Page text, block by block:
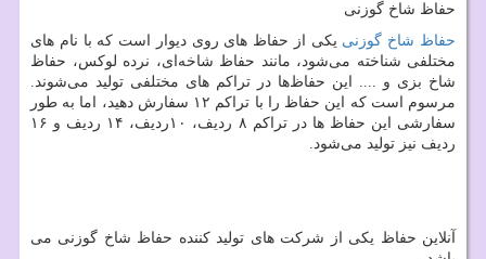
حفاظ شاخ گوزنی
حفاظ شاخ گوزنی یکی از حفاظ های روی دیوار است که با نام های
مختلفی شناخته می‌شود، مانند حفاظ شاخه‌ای، نرده لوکس، حفاظ
شاخ بزی و .... این حفاظ‌ها در تراکم های مختلفی تولید می‌شوند.
مرسوم است که این حفاظ را با تراکم ۱۲ سفارش دهید، اما به طور
سفارشی این حفاظ ها در تراکم ۸ ردیف، ۱۰ردیف، ۱۴ ردیف و ۱۶
ردیف نیز تولید می‌شود.
آنلاین حفاظ یکی از شرکت های تولید کننده حفاظ شاخ گوزنی می